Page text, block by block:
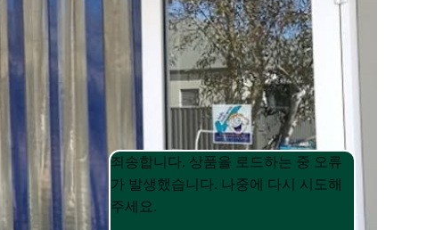
Product
List
Product
List
죄송합니다. 상품을 로드하는 중 오류
가 발생했습니다. 나중에 다시 시도해
주세요.